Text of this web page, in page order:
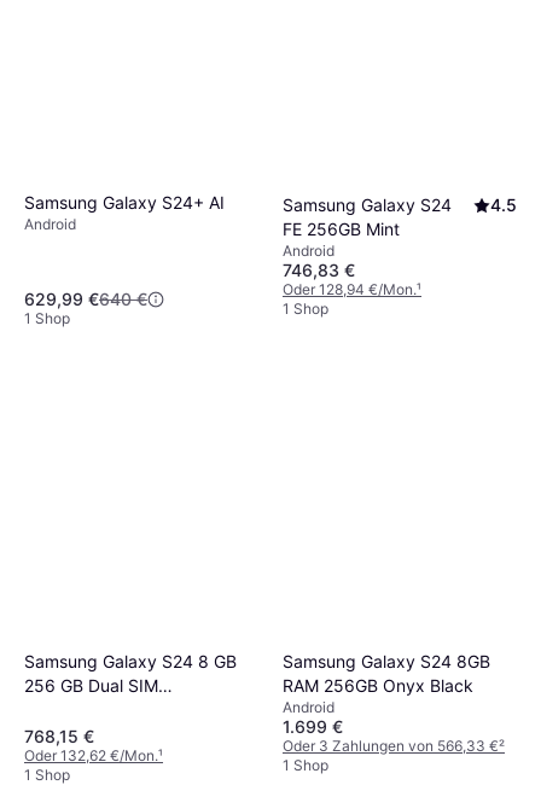
Samsung Galaxy S24+ AI
Android
629,99 €640 €
1 Shop
Samsung Galaxy S24
FE 256GB Mint
4.5
Android
746,83 €
Oder 128,94 €/Mon.¹
1 Shop
Samsung Galaxy S24 8 GB
256 GB Dual SIM
768,15 €
Oder 132,62 €/Mon.¹
1 Shop
Samsung Galaxy S24 8GB
RAM 256GB Onyx Black
Android
1.699 €
Oder 3 Zahlungen von 566,33 €²
1 Shop